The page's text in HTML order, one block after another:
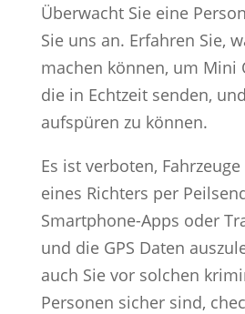
Überwacht Sie eine
Sie uns an. Erfahren Sie,
machen können, um Mini
die in Echtzeit senden,
aufspüren zu können.
Es ist verboten,
eines Richters per
Smartphone-Apps oder
und die GPS Daten
auch Sie vor solchen
Personen sicher sind,